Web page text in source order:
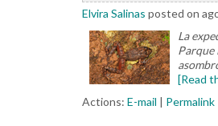
Elvira Salinas posted on
La
Parque
[Read
Actions: E-mail | Permalink